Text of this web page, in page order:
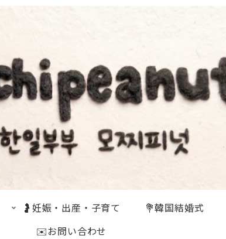
🤰妊娠・出産・子育て 💐韓国結婚式
✉️お問い合わせ